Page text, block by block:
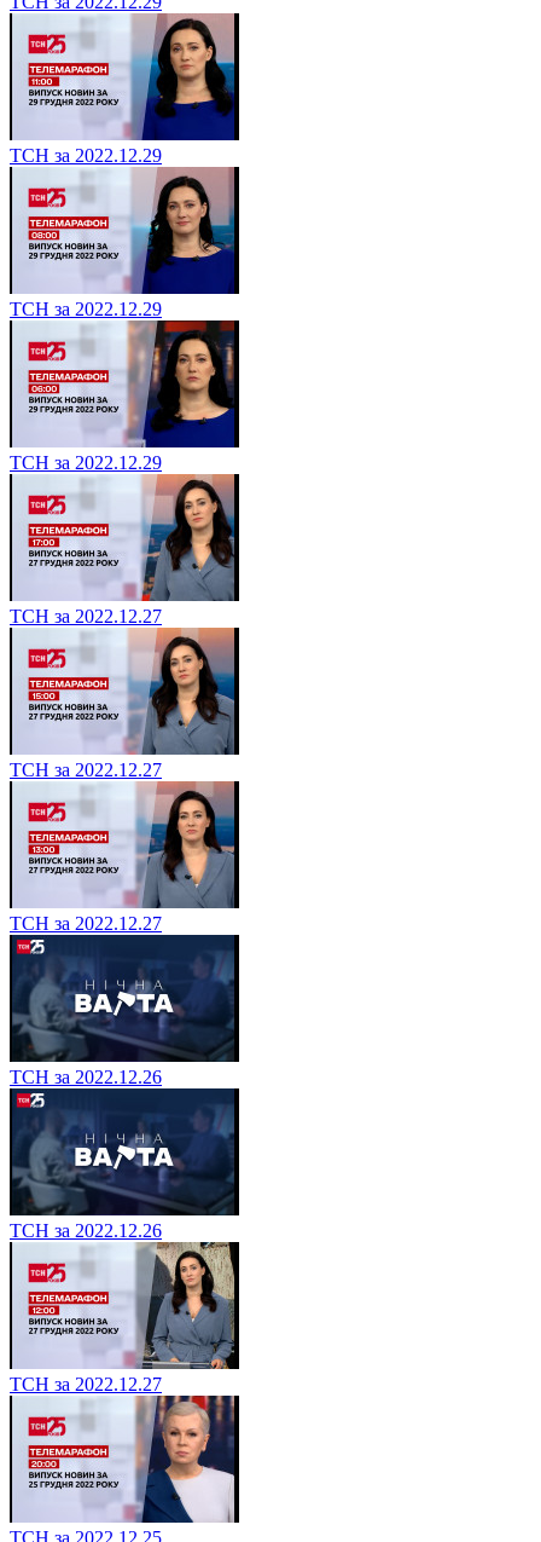
ТСН за 2022.12.29
ТСН за 2022.12.29
ТСН за 2022.12.29
ТСН за 2022.12.27
ТСН за 2022.12.27
ТСН за 2022.12.27
ТСН за 2022.12.26
ТСН за 2022.12.26
ТСН за 2022.12.27
ТСН за 2022.12.25